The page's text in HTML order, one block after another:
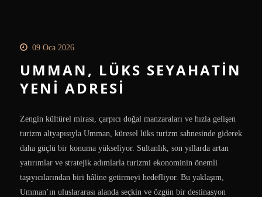
09 Oca 2026
UMMAN, LÜKS SEYAHATIN
YENI ADRESI
Zengin kültürel mirası, çarpıcı doğal manzaraları ve hızla gelişen
turizm altyapısıyla Umman, küresel lüks turizm sahnesinde giderek
daha güçlü bir konuma yükseliyor. Sultanlık, son yıllarda artan
yatırımlar ve stratejik adımlarla turizmi ekonominin önemli
taşıyıcılarından biri hâline getirmeyi hedefliyor. Bu yaklaşım,
Umman’ın uluslararası alanda seçkin ve özgün bir destinasyon